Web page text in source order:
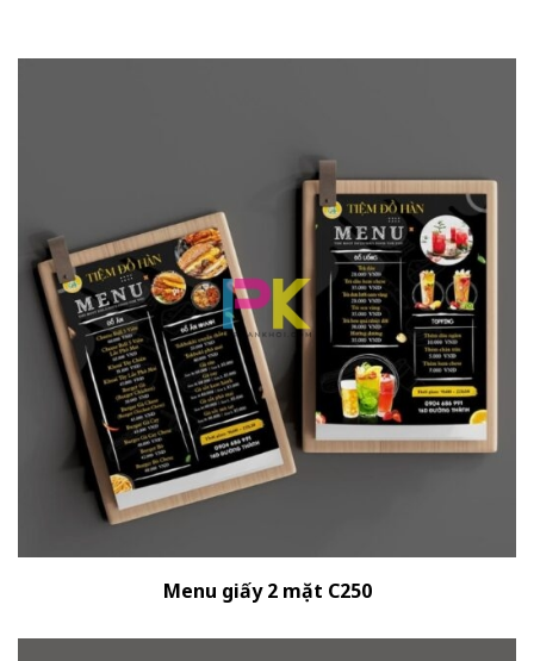
Menu giấy 2 mặt C250